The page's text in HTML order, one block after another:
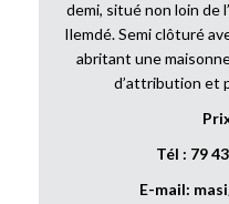
demi, situé non loin de
Ilemdé. Semi clôturé
abritant une
d’attribution et
Tél : 79
E-mail: